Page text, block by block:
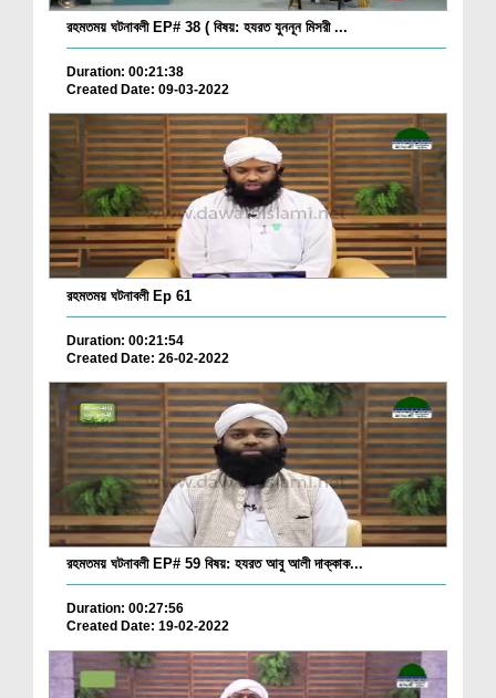
রহমতময় ঘটনাবলী EP# 38 ( বিষয়: হযরত যুননূন মিসরী ...
Duration: 00:21:38
Created Date: 09-03-2022
রহমতময় ঘটনাবলী Ep 61
Duration: 00:21:54
Created Date: 26-02-2022
রহমতময় ঘটনাবলী EP# 59 বিষয়: হযরত আবু আলী দাক্কাক...
Duration: 00:27:56
Created Date: 19-02-2022